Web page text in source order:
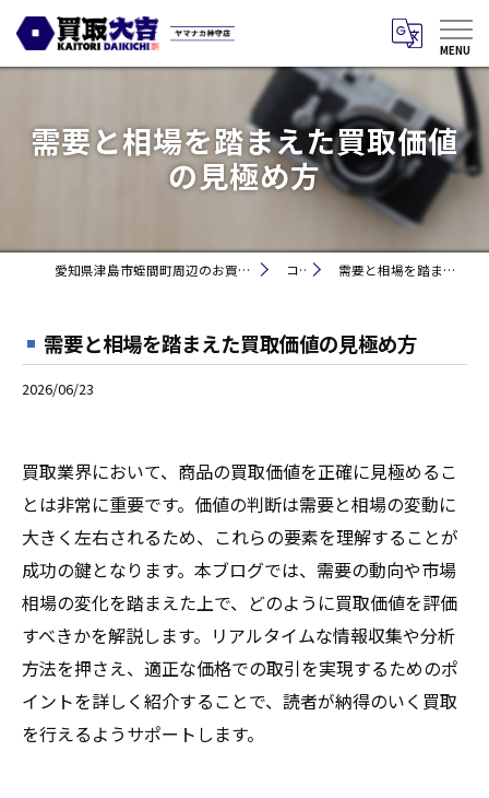
需要と相場を踏まえた買取価値
の見極め方
愛知県津島市蛭間町周辺のお買取りなら買取大吉 ヤマナカ神守店 コラム 需要と相場を踏まえた買取価値の見極め方
需要と相場を踏まえた買取価値の見極め方
2026/06/23
買取業界において、商品の買取価値を正確に見極めるこ
とは非常に重要です。価値の判断は需要と相場の変動に
大きく左右されるため、これらの要素を理解することが
成功の鍵となります。本ブログでは、需要の動向や市場
相場の変化を踏まえた上で、どのように買取価値を評価
すべきかを解説します。リアルタイムな情報収集や分析
方法を押さえ、適正な価格での取引を実現するためのポ
イントを詳しく紹介することで、読者が納得のいく買取
を行えるようサポートします。